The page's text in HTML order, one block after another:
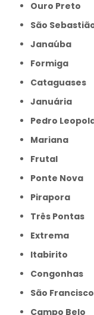
Ouro Preto
São
Janaúba
Formiga
Cataguases
Januária
Pedro
Mariana
Frutal
Ponte Nova
Pirapora
Três Pontas
Extrema
Itabirito
Congonhas
São Francisco
Campo Belo